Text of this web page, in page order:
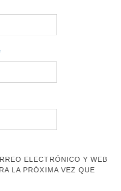
ELECTRÓNICO Y WEB
LA PRÓXIMA VEZ QUE